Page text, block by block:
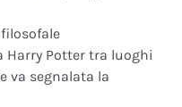
Potter tra luoghi
va segnalata la